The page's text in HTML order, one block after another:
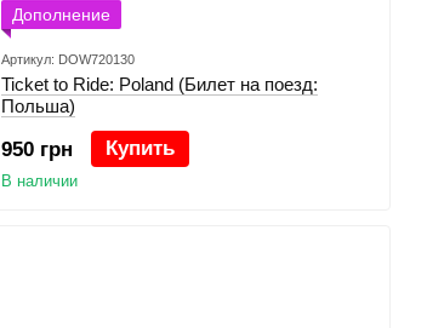
Дополнение
Артикул: DOW720130
Ticket to Ride: Poland (Билет на поезд:
Польша)
950 грн Купить
В наличии